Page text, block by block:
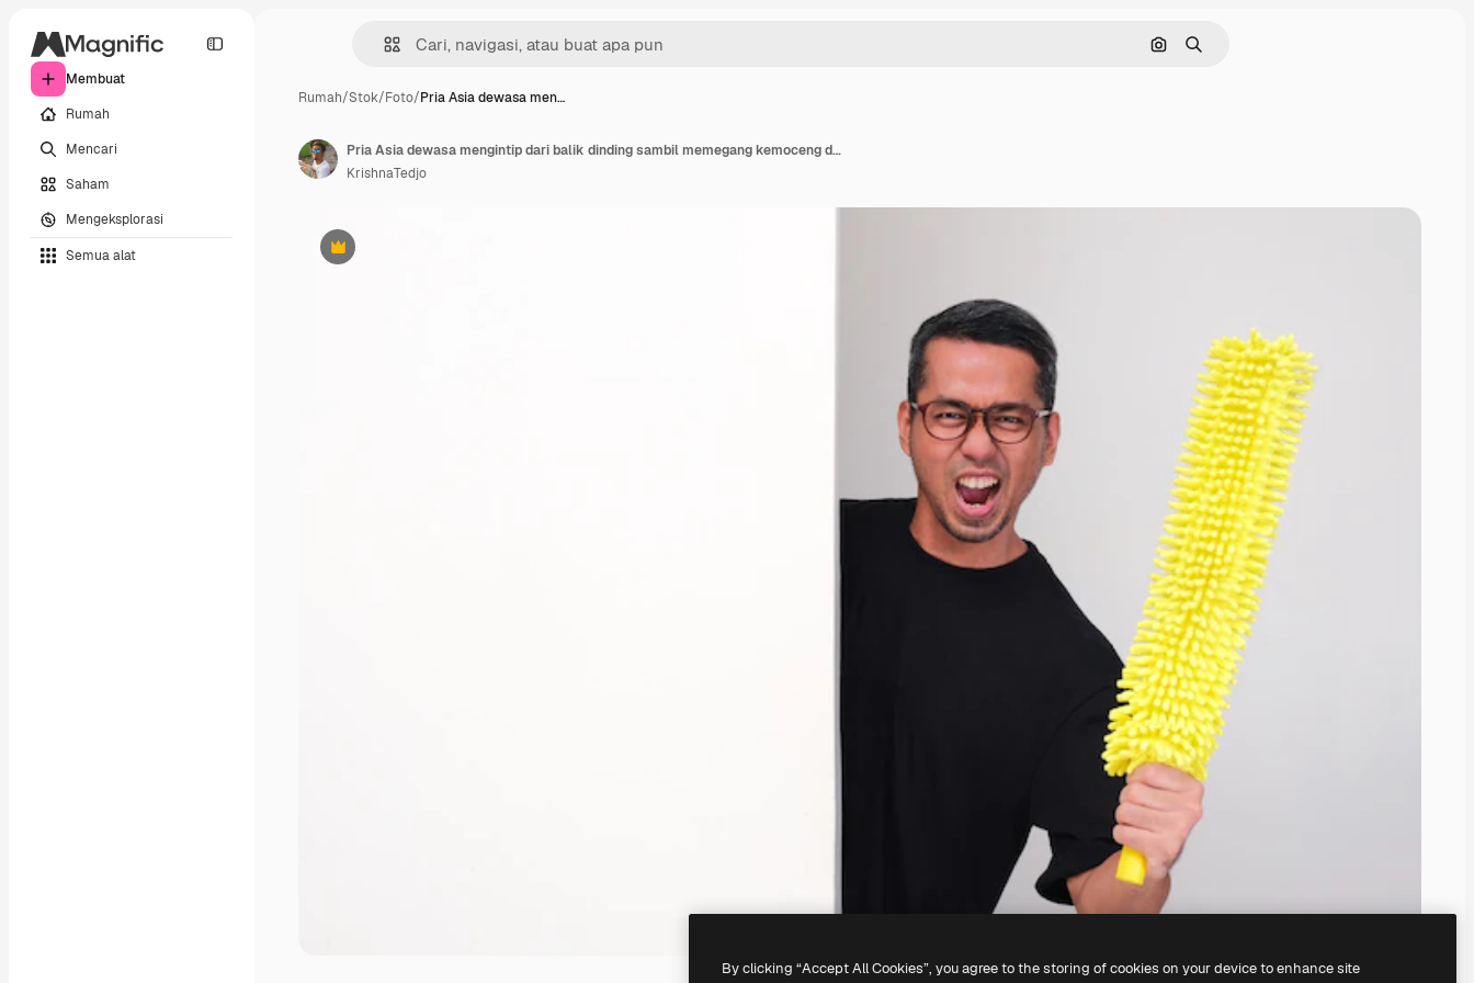
Membuat
Rumah
Mencari
Saham
Mengeksplorasi
Semua alat
Pencarian berdasarkan gambar
Mencari
Rumah/Stok/Foto/Pria Asia dewasa men…
Premium
Pria Asia dewasa mengintip dari balik dinding sambil memegang kemoceng dengan ekspresi gembira
KrishnaTedjo
By clicking “Accept All Cookies”, you agree to the storing of cookies on your device to enhance site